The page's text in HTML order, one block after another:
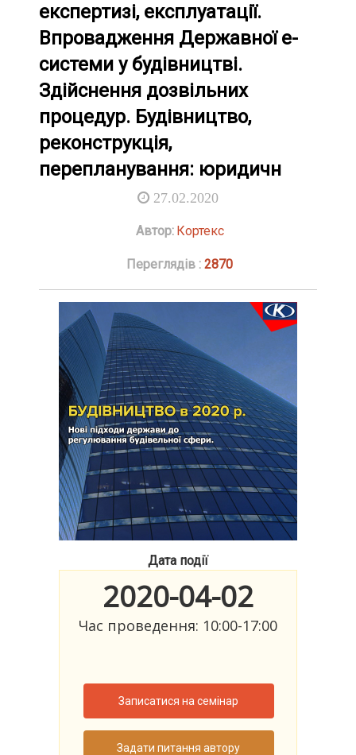
експертизі, експлуатації.
Впровадження Державної е-
системи у будівництві.
Здійснення дозвільних
процедур. Будівництво,
реконструкція,
перепланування: юридичн
27.02.2020
Автор: Кортекс
Переглядів :2870
Дата події
2020-04-02
Час проведення: 10:00-17:00
Записатися на семінар
Задати питання автору